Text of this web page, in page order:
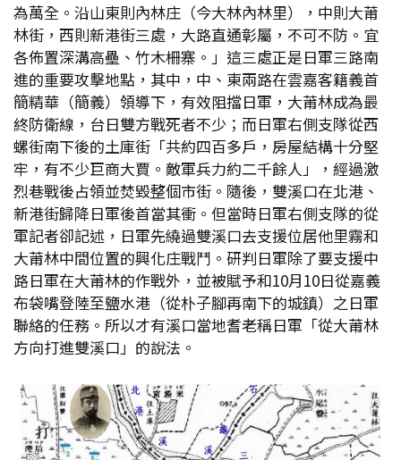
為萬全。沿山東則內林庄（今大林內林里），中則大莆
林街，西則新港街三處，大路直通彰屬，不可不防。宜
各佈置深溝高壘、竹木柵寨。」這三處正是日軍三路南
進的重要攻擊地點，其中，中、東兩路在雲嘉客籍義首
簡精華（簡義）領導下，有效阻擋日軍，大莆林成為最
終防衛線，台日雙方戰死者不少；而日軍右側支隊從西
螺街南下後的土庫街「共約四百多戶，房屋結構十分堅
牢，有不少巨商大賈。敵軍兵力約二千餘人」，經過激
烈巷戰後占領並焚毀整個市街。隨後，雙溪口在北港、
新港街歸降日軍後首當其衝。但當時日軍右側支隊的從
軍記者卻記述，日軍先繞過雙溪口去支援位居他里霧和
大莆林中間位置的興化庄戰鬥。研判日軍除了要支援中
路日軍在大莆林的作戰外，並被賦予和10月10日從嘉義
布袋嘴登陸至鹽水港（從朴子腳再南下的城鎮）之日軍
聯絡的任務。所以才有溪口當地耆老稱日軍「從大莆林
方向打進雙溪口」的說法。